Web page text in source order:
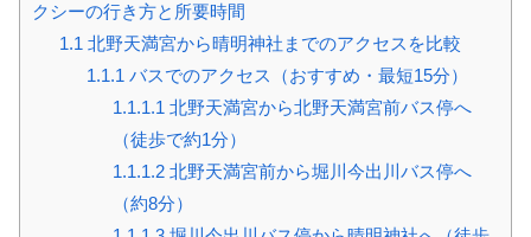
クシーの行き方と所要時間
1.1 北野天満宮から晴明神社までのアクセスを比較
1.1.1 バスでのアクセス（おすすめ・最短15分）
1.1.1.1 北野天満宮から北野天満宮前バス停へ
（徒歩で約1分）
1.1.1.2 北野天満宮前から堀川今出川バス停へ
（約8分）